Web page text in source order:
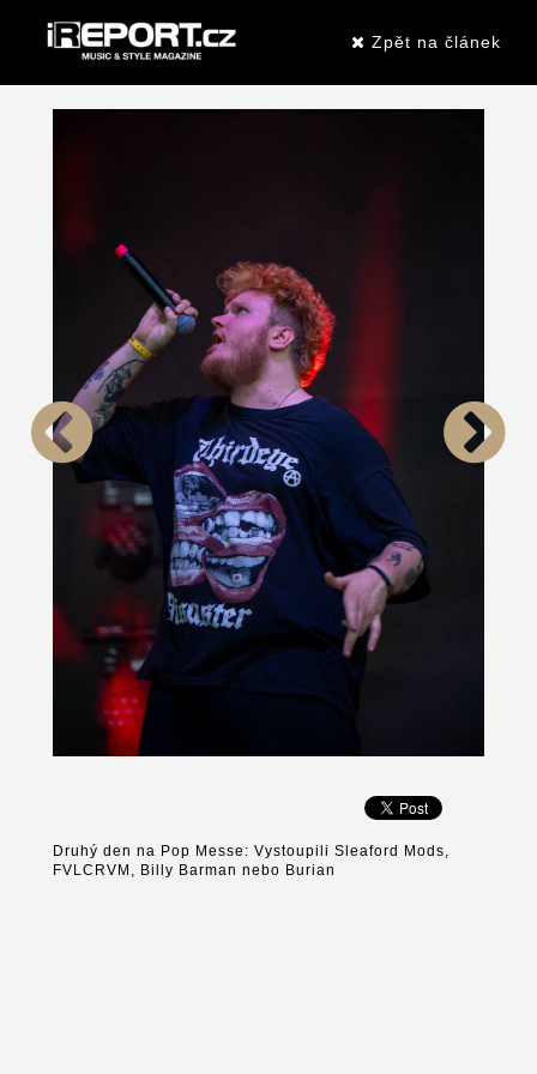
Zpět na článek
Druhý den na Pop Messe: Vystoupili Sleaford Mods,
FVLCRVM, Billy Barman nebo Burian